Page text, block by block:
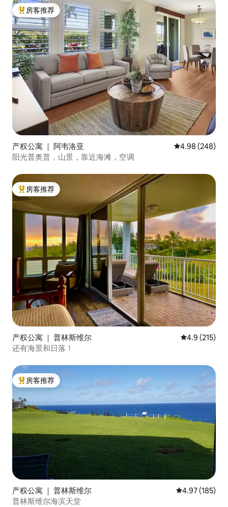
热门「房客推荐」
房客推荐
产权公寓 ｜ 阿韦洛亚 平均评分 4.98
4.98 (248)
阳光普奥普，山景，靠近海滩，空调
热门「房客推荐」
房客推荐
产权公寓 ｜ 普林斯维尔 平均评分 4.9
4.9 (215)
还有海景和日落！
热门「房客推荐」
房客推荐
产权公寓 ｜ 普林斯维尔 平均评分 4.97
4.97 (185)
普林斯维尔海滨天堂